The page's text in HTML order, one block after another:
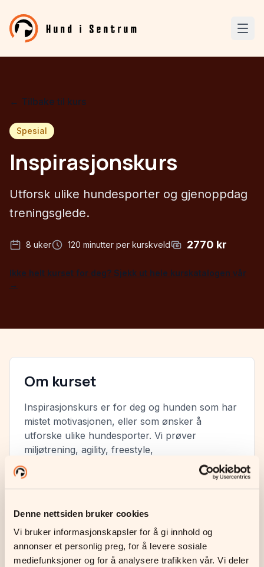
Denne nettsiden bruker cookies
Vi bruker informasjonskapsler for å gi innhold og
annonser et personlig preg, for å levere sosiale
mediefunksjoner og for å analysere trafikken vår. Vi deler
← Tilbake til kurs
Spesial
Inspirasjonskurs
Utforsk ulike hundesporter og gjenoppdag
treningsglede.
8 uker 120 minutter per kurskveld 2770 kr
Ikke helt kurset for deg? Sjekk ut hele kurskatalogen vår
→
Om kurset
Inspirasjonskurs er for deg og hunden som har
mistet motivasjonen, eller som ønsker å
utforske ulike hundesporter. Vi prøver
miljøtrening, agility, freestyle,
konkurranselydighet, rally-lydighet og
nosework. 8 uker med varierte aktiviteter som
gir ny energi til treningen.
Kommende kursdatoer